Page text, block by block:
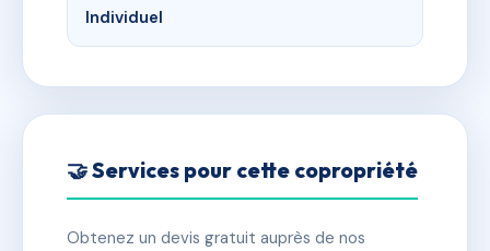
Individuel
🤝 Services pour cette copropriété
Obtenez un devis gratuit auprès de nos